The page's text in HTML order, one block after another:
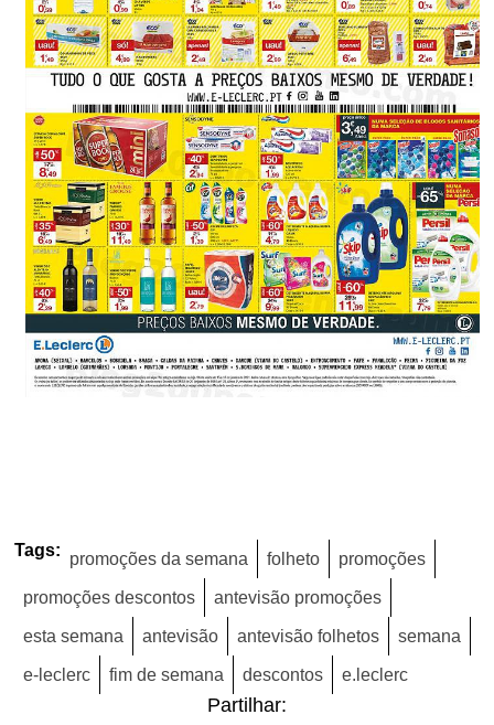
Tags: promoções da semana folheto promoções
promoções descontos antevisão promoções
esta semana antevisão antevisão folhetos semana
e-leclerc fim de semana descontos e.leclerc
Partilhar: